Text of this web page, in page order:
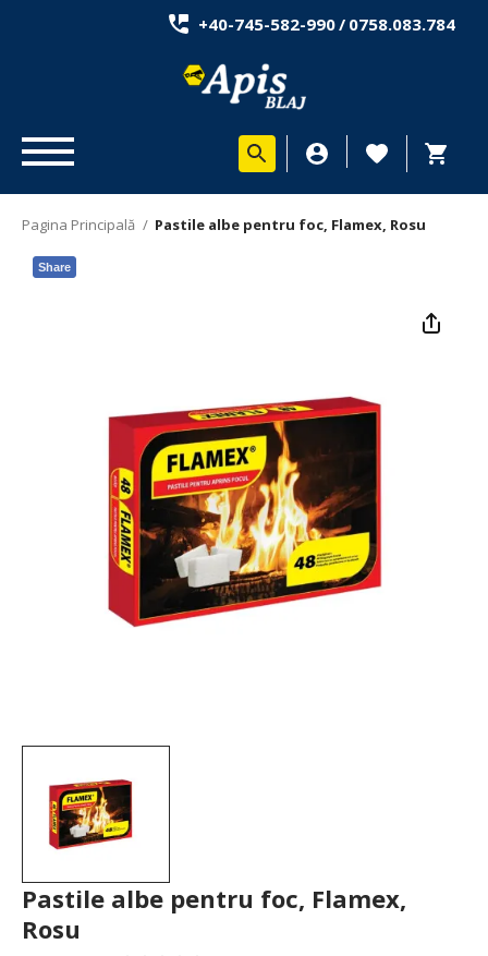
+40-745-582-990/ 0758.083.784
Pagina Principală / Pastile albe pentru foc, Flamex, Rosu
Share
Pastile albe pentru foc, Flamex,
Rosu